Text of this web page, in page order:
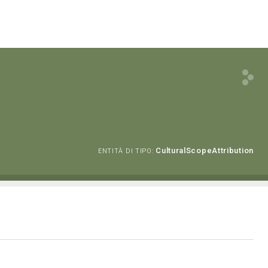
ENTITÀ DI TIPO: CulturalScopeAttribution